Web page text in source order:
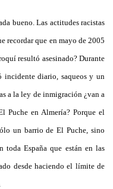
bueno. Las actitudes racistas
recordar que en mayo de 2005
resultó asesinado? Durante
incidente diario, saqueos y un
a la ley de inmigración ¿van a
Puche en Almería? Porque el
un barrio de El Puche, sino
toda España que están en las
desde haciendo el límite de